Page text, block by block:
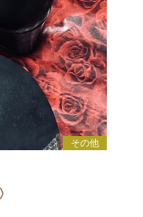
その他